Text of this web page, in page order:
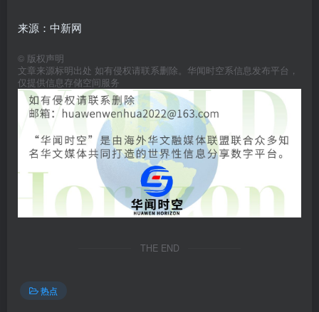
来源：中新网
© 版权声明
文章来源标明出处 如有侵权请联系删除。华闻时空系信息发布平台，
仅提供信息存储空间服务
THE END
热点